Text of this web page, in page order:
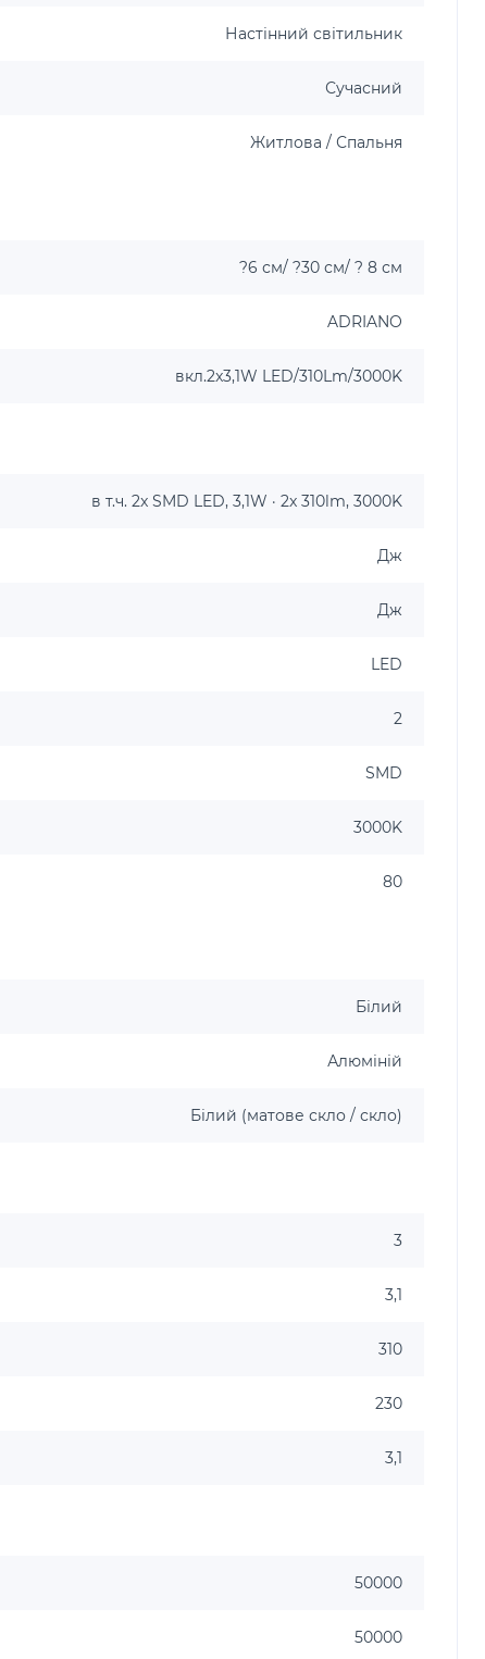
Настінний світильник
Сучасний
Житлова / Спальня
?6 см/ ?30 см/ ? 8 см
ADRIANO
вкл.2x3,1W LED/310Lm/3000K
в т.ч. 2x SMD LED, 3,1W · 2x 310lm, 3000K
Дж
Дж
LED
2
SMD
3000K
80
Білий
Алюміній
Білий (матове скло / скло)
3
3,1
310
230
3,1
50000
50000